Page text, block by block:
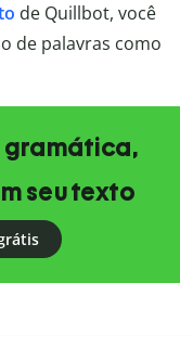
de Quillbot, você
de palavras como
gramática,
seu texto